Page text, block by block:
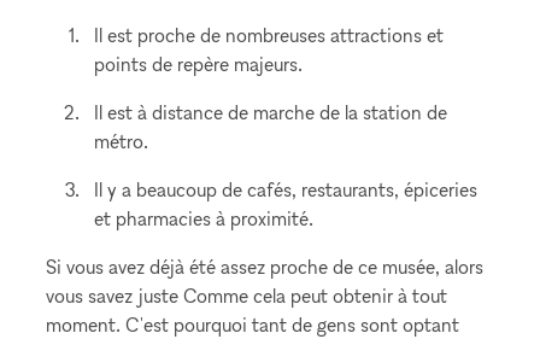
Il est proche de nombreuses attractions et
points de repère majeurs.
Il est à distance de marche de la station de
métro.
Il y a beaucoup de cafés, restaurants, épiceries
et pharmacies à proximité.
Si vous avez déjà été assez proche de ce musée, alors
vous savez juste Comme cela peut obtenir à tout
moment. C'est pourquoi tant de gens sont optant